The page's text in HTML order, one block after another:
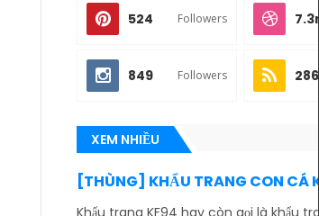
524 Followers 7.3m
849 Followers 286
XEM NHIỀU
[THÙNG] KHẨU TRANG CON CÁ
Khẩu trang KF94 hay còn gọi là khẩu